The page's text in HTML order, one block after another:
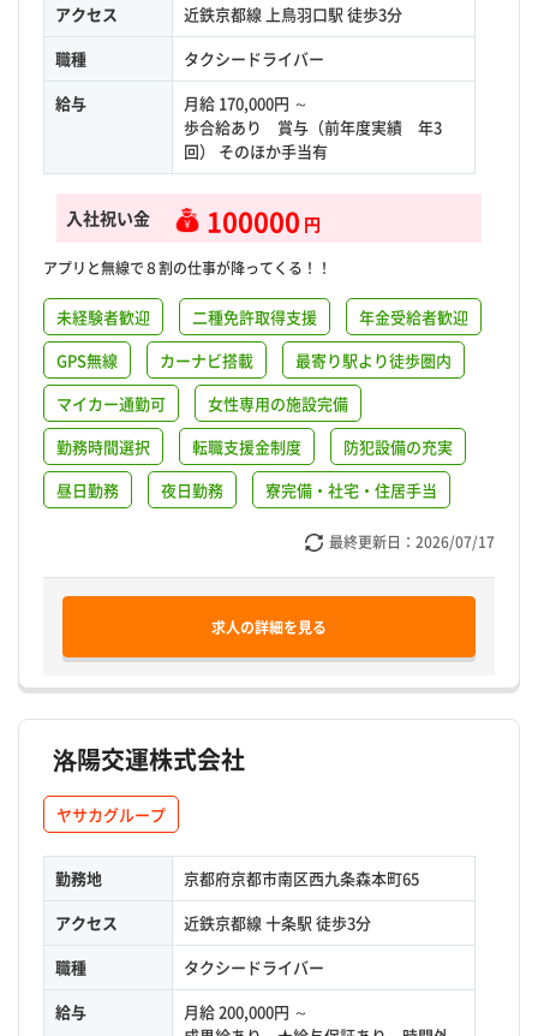
アクセス
近鉄京都線 上鳥羽口駅 徒歩3分
職種
タクシードライバー
給与
月給 170,000円 ～
歩合給あり 賞与（前年度実績 年3
回） そのほか手当有
入社祝い金 100000 円
アプリと無線で８割の仕事が降ってくる！！
未経験者歓迎 二種免許取得支援
年金受給者歓迎
GPS無線
カーナビ搭載
最寄り駅より徒歩圏内
マイカー通勤可
女性専用の施設完備
勤務時間選択
転職支援金制度
防犯設備の充実
昼日勤務
夜日勤務 寮完備・社宅・住居手当
最終更新日： 2026/07/17
求人の詳細を見る
洛陽交運株式会社
ヤサカグループ
勤務地
京都府京都市南区西九条森本町65
アクセス
近鉄京都線 十条駅 徒歩3分
職種
タクシードライバー
給与
月給 200,000円 ～